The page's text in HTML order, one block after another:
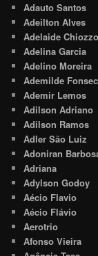
Adauto Santos
Adeilton Alves
Adelaide Chiozzo
Adelina Garcia
Adelino Moreira
Ademilde
Ademir Lemos
Adilson Adriano
Adilson Ramos
Adler São Luiz
Adoniran
Adriana
Adylson Godoy
Aécio Flavio
Aécio Flávio
Aerotrio
Afonso Vieira